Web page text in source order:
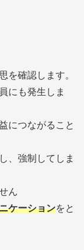
を確認します。
にも発生しま
につながること
、強制してしま
ん
ケーションをと